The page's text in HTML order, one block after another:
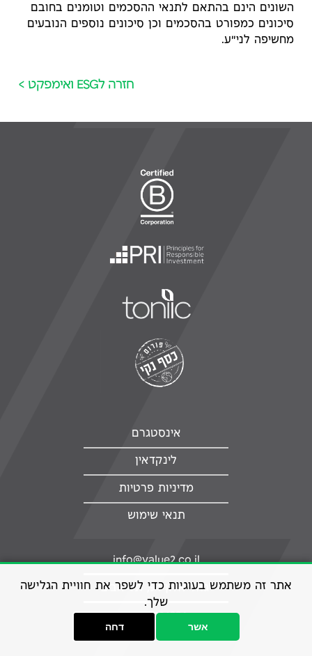
השונים הינם בהתאם לתנאי ההסכמים וטומנים בחובם
סיכונים כמפורט בהסכמים וכן סיכונים נוספים הנובעים
מחשיפה לני"ע.
חזרה לESG ואימפקט >
אינסטגרם
לינקדאין
מדיניות פרטיות
תנאי שימוש
info@value2.co.il
יגאל אלון 94, תל אביב
077-7081224
אתר זה משתמש בעוגיות כדי לשפר את חוויית הגלישה
שלך.
אשר דחה